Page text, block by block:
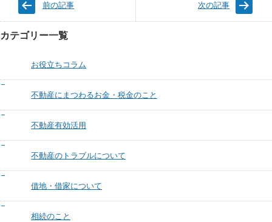
前の記事 次の記事
カテゴリー一覧
お役立ちコラム
不動産にまつわるお金・税金のこと
不動産有効活用
不動産のトラブルについて
借地・借家について
相続のこと